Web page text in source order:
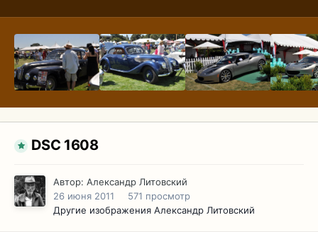
DSC 1608
Автор: Александр Литовский
26 июня 2011
571 просмотр
Другие изображения Александр Литовский